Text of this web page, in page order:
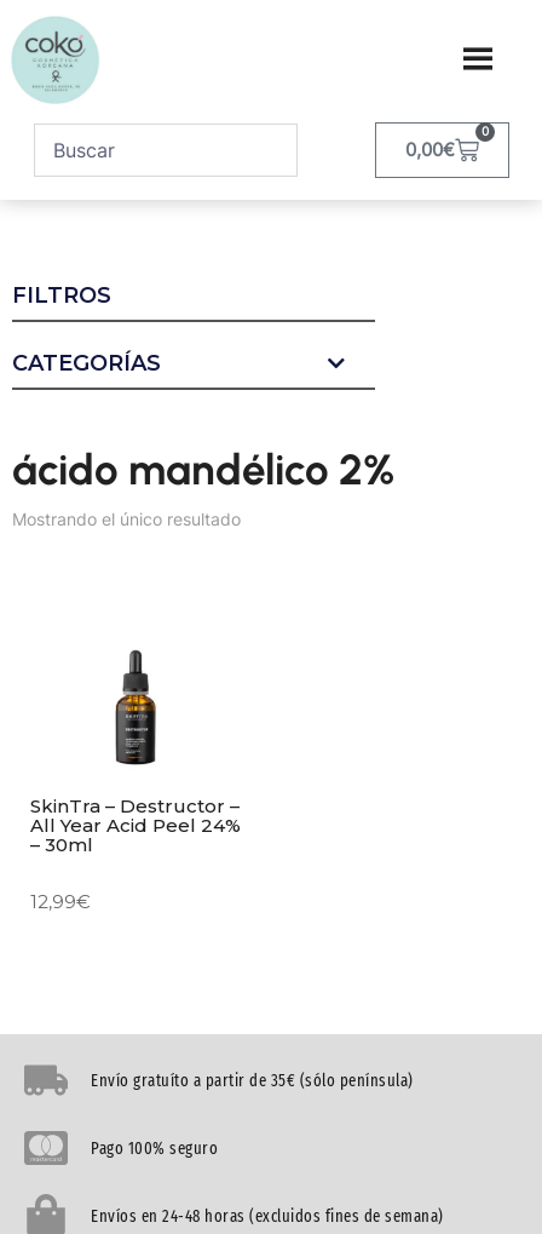
0,00€
0
FILTROS
CATEGORÍAS
ácido mandélico 2%
Mostrando el único resultado
SkinTra – Destructor –
All Year Acid Peel 24%
– 30ml
12,99€
Envío gratuíto a partir de 35€ (sólo península)
Pago 100% seguro
Envíos en 24-48 horas (excluidos fines de semana)